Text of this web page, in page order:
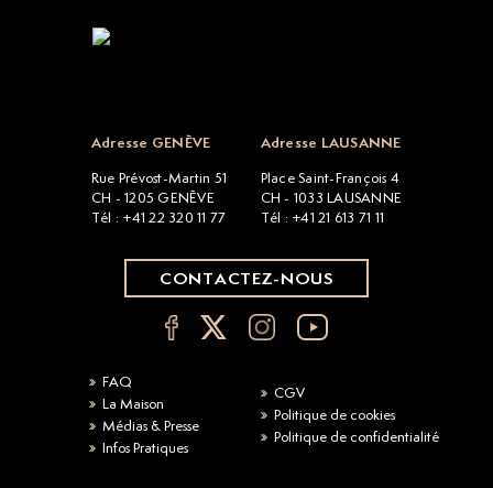
Adresse GENÈVE
Rue Prévost-Martin 51
CH - 1205 GENÈVE
Tél : +41 22 320 11 77
Adresse LAUSANNE
Place Saint-François 4
CH - 1033 LAUSANNE
Tél : +41 21 613 71 11
CONTACTEZ-NOUS
FAQ
La Maison
Médias & Presse
Infos Pratiques
CGV
Politique de cookies
Politique de confidentialité